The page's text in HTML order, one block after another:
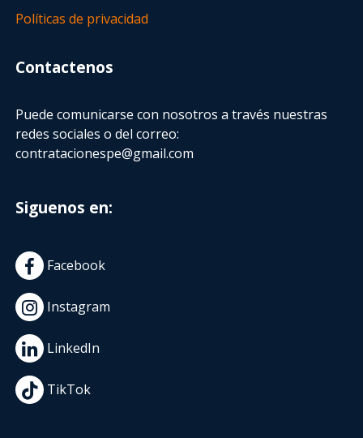
Políticas de privacidad
Contactenos
Puede comunicarse con nosotros a través nuestras
redes sociales o del correo:
contratacionespe@gmail.com
Siguenos en:
Facebook
Instagram
LinkedIn
TikTok